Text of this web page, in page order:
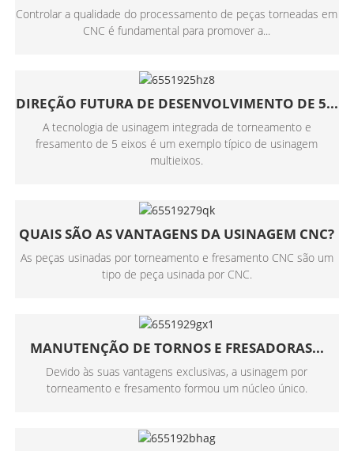
Controlar a qualidade do processamento de peças torneadas em
CNC é fundamental para promover a...
DIREÇÃO FUTURA DE DESENVOLVIMENTO DE 5...
A tecnologia de usinagem integrada de torneamento e
fresamento de 5 eixos é um exemplo típico de usinagem
multieixos.
QUAIS SÃO AS VANTAGENS DA USINAGEM CNC?
As peças usinadas por torneamento e fresamento CNC são um
tipo de peça usinada por CNC.
MANUTENÇÃO DE TORNOS E FRESADORAS...
Devido às suas vantagens exclusivas, a usinagem por
torneamento e fresamento formou um núcleo único.